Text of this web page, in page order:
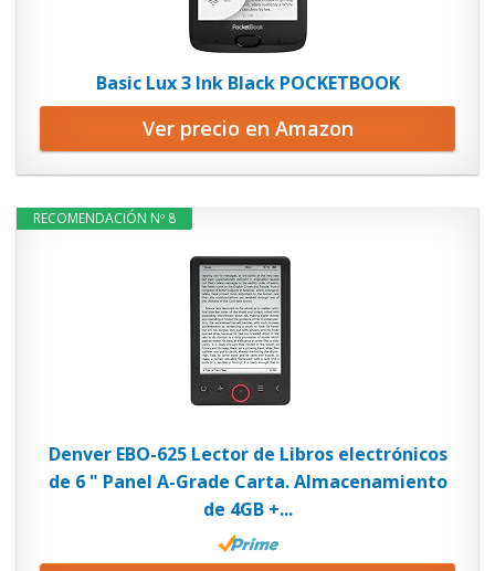
Basic Lux 3 Ink Black POCKETBOOK
Ver precio en Amazon
RECOMENDACIÓN Nº 8
Denver EBO-625 Lector de Libros electrónicos
de 6 " Panel A-Grade Carta. Almacenamiento
de 4GB +...